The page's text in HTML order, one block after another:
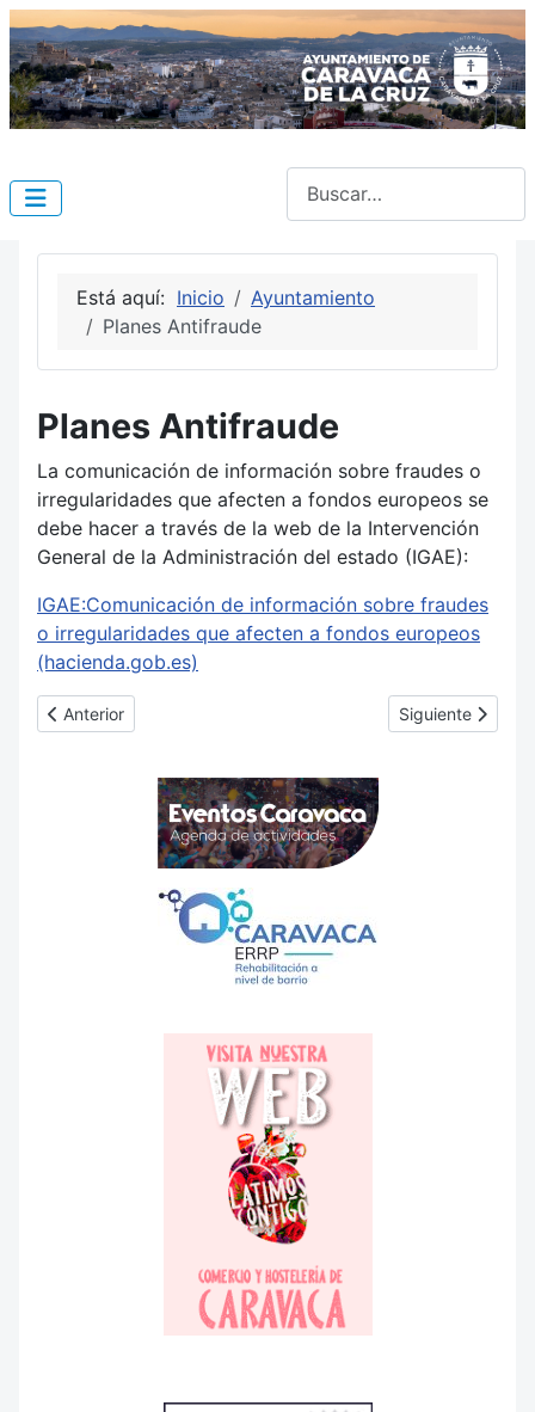
Está aquí: Inicio
Ayuntamiento
Planes Antifraude
Planes Antifraude
La comunicación de información sobre fraudes o
irregularidades que afecten a fondos europeos se
debe hacer a través de la web de la Intervención
General de la Administración del estado (IGAE):
IGAE:Comunicación de información sobre fraudes
o irregularidades que afecten a fondos europeos
(hacienda.gob.es)
Artículo anterior: Juventud
Anterior Artículo
Siguiente